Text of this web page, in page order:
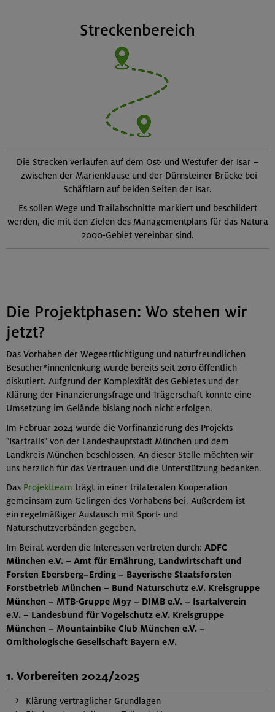
Streckenbereich
Die Strecken verlaufen auf dem Ost- und Westufer der Isar –
zwischen der Marienklause und der Dürnsteiner Brücke bei
Schäftlarn auf beiden Seiten der Isar.
Es sollen Wege und Trailabschnitte markiert und beschildert
werden, die mit den Zielen des Managementplans für das Natura
2000-Gebiet vereinbar sind.
Die Projektphasen: Wo stehen wir
jetzt?
Das Vorhaben der Wegeertüchtigung und naturfreundlichen
Besucher*innenlenkung wurde bereits seit 2010 öffentlich
diskutiert. Aufgrund der Komplexität des Gebietes und der
Klärung der Finanzierungsfrage und Trägerschaft konnte eine
Umsetzung im Gelände bislang noch nicht erfolgen.
Im Februar 2024 wurde die Vorfinanzierung des Projekts
"Isartrails" von der Landeshauptstadt München und dem
Landkreis München beschlossen. An dieser Stelle möchten wir
uns herzlich für das Vertrauen und die Unterstützung bedanken.
Das Projektteam trägt in einer trilateralen Kooperation
gemeinsam zum Gelingen des Vorhabens bei. Außerdem ist
ein regelmäßiger Austausch mit Sport- und
Naturschutzverbänden gegeben.
Im Beirat werden die Interessen vertreten durch: ADFC
München e.V. – Amt für Ernährung, Landwirtschaft und
Forsten Ebersberg–Erding – Bayerische Staatsforsten
Forstbetrieb München – Bund Naturschutz e.V. Kreisgruppe
München – MTB-Gruppe M97 – DIMB e.V. – Isartalverein
e.V. – Landesbund für Vogelschutz e.V. Kreisgruppe
München – Mountainbike Club München e.V. –
Ornithologische Gesellschaft Bayern e.V.
1. Vorbereiten 2024/2025
Klärung vertraglicher Grundlagen